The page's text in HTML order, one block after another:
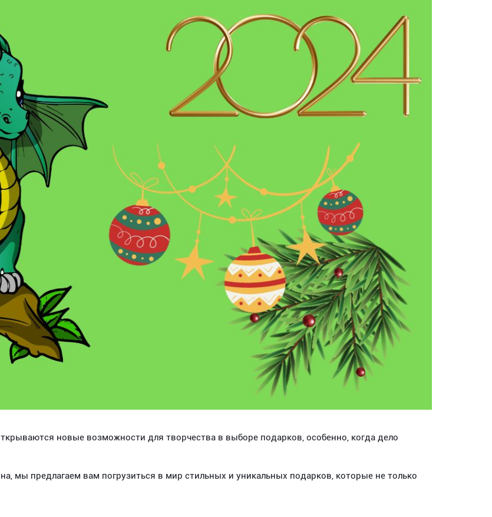
новые возможности для творчества в выборе подарков, особенно, когда дело
мы предлагаем вам погрузиться в мир стильных и уникальных подарков, которые не только